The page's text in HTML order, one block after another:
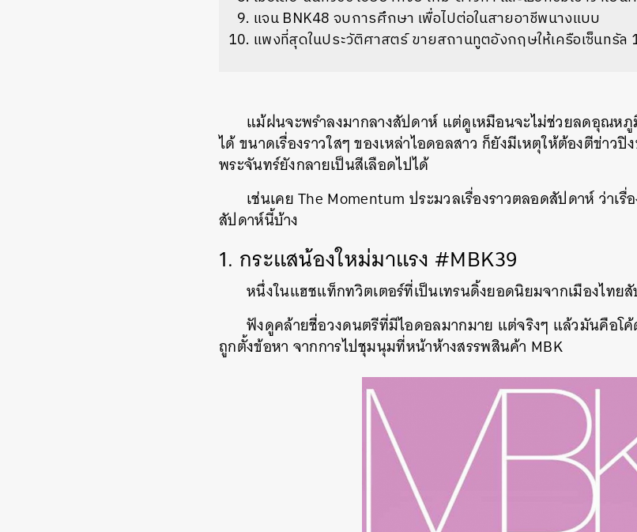
แจน BNK48 จบการศึกษา เพื่อไปต่อในสายอาชีพนางแบบ
แพงที่สุดในประวัติศาสตร์ ขายสถานทูตอังกฤษให้เครือเซ็นทรัล
แม้ฝนจะพรำลงมากลางสัปดาห์ แต่ดูเหมือนจะไม่ช่วยลดอุณหภู
ได้ ขนาดเรื่องราวใสๆ ของเหล่าไอดอลสาว ก็ยังมีเหตุให้ต้องตีข่าว
พระจันทร์ยังกลายเป็นสีเลือดไปได้
เช่นเคย The Momentum ประมวลเรื่องราวตลอดสัปดาห์ ว่าเ
สัปดาห์นี้บ้าง
1. กระแสน้องใหม่มาแรง #MBK39
หนึ่งในแฮชแท็กทวิตเตอร์ที่เป็นเทรนดิ้งยอดนิยมจากเมืองไท
ฟังดูคล้ายชื่อวงดนตรีที่มีไอดอลมากมาย แต่จริงๆ แล้วมันคือโ
ถูกตั้งข้อหา จากการไปชุมนุมที่หน้าห้างสรรพสินค้า MBK